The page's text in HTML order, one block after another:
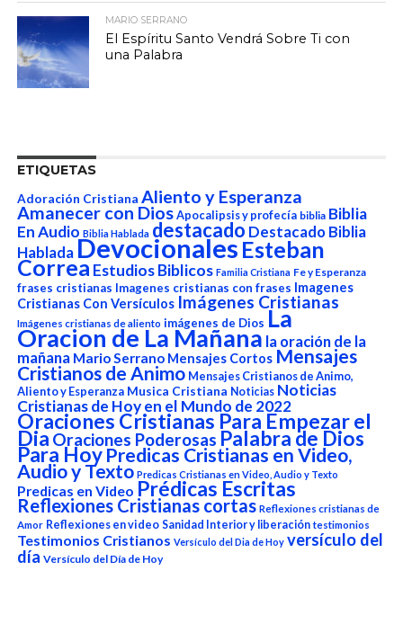
MARIO SERRANO
El Espíritu Santo Vendrá Sobre Ti con
una Palabra
ETIQUETAS
Adoración Cristiana Aliento y Esperanza
Amanecer con Dios Apocalipsis y profecía biblia Biblia
En Audio Biblia Hablada destacado Destacado Biblia
HabladaDevocionalesEsteban
Correa Estudios Biblicos Familia Cristiana Fe y Esperanza
frases cristianas Imagenes cristianas con frases Imagenes
Cristianas Con Versículos Imágenes Cristianas
Imágenes cristianas de aliento imágenes de Dios La
Oracion de La Mañana la oración de la
mañana Mario Serrano Mensajes Cortos Mensajes
Cristianos de Animo Mensajes Cristianos de Animo,
Aliento y Esperanza Musica Cristiana Noticias Noticias
Cristianas de Hoy en el Mundo de 2022
Oraciones Cristianas Para Empezar el
DiaOraciones Poderosas Palabra de Dios
Para Hoy Predicas Cristianas en Video,
Audio y Texto Predicas Cristianas en Video, Audio y Texto
Predicas en Video Prédicas Escritas
Reflexiones Cristianas cortas Reflexiones cristianas de
Amor Reflexiones en video Sanidad Interior y liberación testimonios
Testimonios Cristianos Versículo del Dia de Hoy versículo del
día Versículo del Día de Hoy